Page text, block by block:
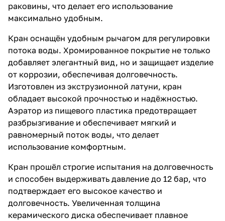
раковины, что делает его использование
максимально удобным.
Кран оснащён удобным рычагом для регулировки
потока воды. Хромированное покрытие не только
добавляет элегантный вид, но и защищает изделие
от коррозии, обеспечивая долговечность.
Изготовлен из экструзионной латуни, кран
обладает высокой прочностью и надёжностью.
Аэратор из пищевого пластика предотвращает
разбрызгивание и обеспечивает мягкий и
равномерный поток воды, что делает
использование комфортным.
Кран прошёл строгие испытания на долговечность
и способен выдерживать давление до 12 бар, что
подтверждает его высокое качество и
долговечность. Увеличенная толщина
керамического диска обеспечивает плавное